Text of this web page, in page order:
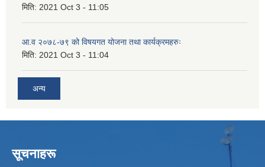
मिति: 2021 Oct 3 - 11:05
आ.व २०७८-७९ को विषयगत योजना तथा कार्यक्रमहरुः
मिति: 2021 Oct 3 - 11:04
अन्य
सूचनाहरू